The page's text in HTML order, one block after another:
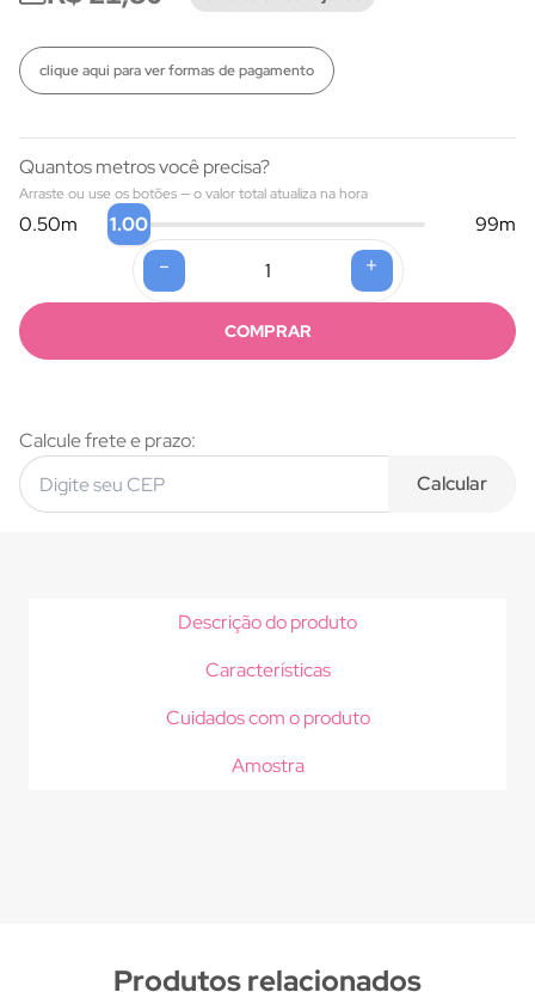
clique aqui para ver formas de pagamento
Formas de pagamento
Quantos metros você precisa?
Arraste ou use os botões — o valor total atualiza na hora
0.50m 1.00 99m
- +
COMPRAR
Calcule frete e prazo:
Calcular
Descrição do produto
Características
Cuidados com o produto
Amostra
Produtos relacionados